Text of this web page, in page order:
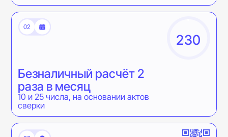
230
Безналичный расчёт 2
раза в месяц
10 и 25 числа, на основании актов
сверки